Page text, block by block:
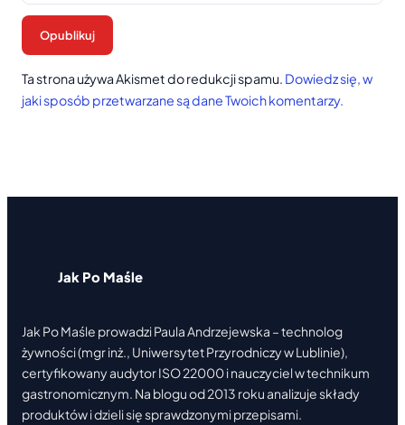
Ta strona używa Akismet do redukcji spamu. Dowiedz się, w
jaki sposób przetwarzane są dane Twoich komentarzy.
Jak Po Maśle
Jak Po Maśle prowadzi Paula Andrzejewska – technolog
żywności (mgr inż., Uniwersytet Przyrodniczy w Lublinie),
certyfikowany audytor ISO 22000 i nauczyciel w technikum
gastronomicznym. Na blogu od 2013 roku analizuje składy
produktów i dzieli się sprawdzonymi przepisami.